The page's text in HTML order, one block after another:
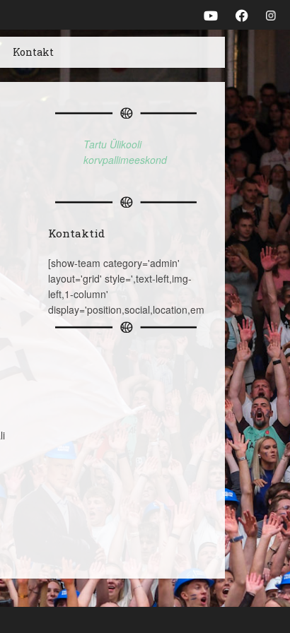
Kontakt
Tartu Ülikooli
korvpallimeeskond
Kontaktid
[show-team category='admin'
layout='grid' style=',text-left,img-
left,1-column'